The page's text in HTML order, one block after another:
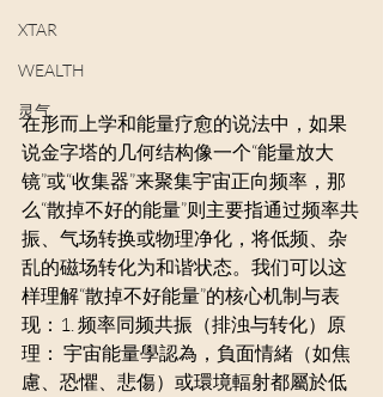
XTAR
WEALTH
灵气
在形而上学和能量疗愈的说法中，如果
说金字塔的几何结构像一个“能量放大
镜”或“收集器”来聚集宇宙正向频率，那
么“散掉不好的能量”则主要指通过频率共
振、气场转换或物理净化，将低频、杂
乱的磁场转化为和谐状态。我们可以这
样理解“散掉不好能量”的核心机制与表
现：1. 频率同频共振（排浊与转化）原
理： 宇宙能量學認為，負面情緒（如焦
慮、恐懼、悲傷）或環境輻射都屬於低